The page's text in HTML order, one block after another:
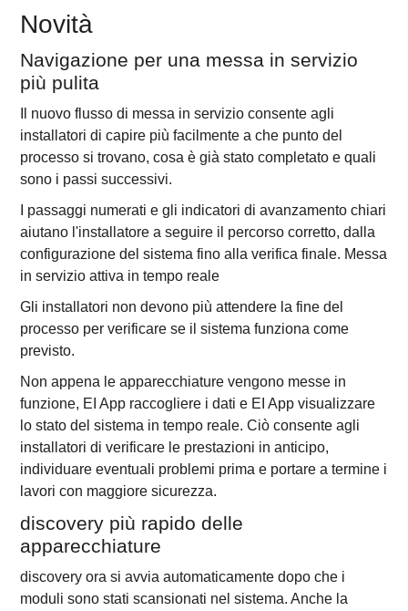
Novità
Navigazione per una messa in servizio
più pulita
Il nuovo flusso di messa in servizio consente agli
installatori di capire più facilmente a che punto del
processo si trovano, cosa è già stato completato e quali
sono i passi successivi.
I passaggi numerati e gli indicatori di avanzamento chiari
aiutano l'installatore a seguire il percorso corretto, dalla
configurazione del sistema fino alla verifica finale. Messa
in servizio attiva in tempo reale
Gli installatori non devono più attendere la fine del
processo per verificare se il sistema funziona come
previsto.
Non appena le apparecchiature vengono messe in
funzione, EI App raccogliere i dati e EI App visualizzare
lo stato del sistema in tempo reale. Ciò consente agli
installatori di verificare le prestazioni in anticipo,
individuare eventuali problemi prima e portare a termine i
lavori con maggiore sicurezza.
discovery più rapido delle
apparecchiature
discovery ora si avvia automaticamente dopo che i
moduli sono stati scansionati nel sistema. Anche la